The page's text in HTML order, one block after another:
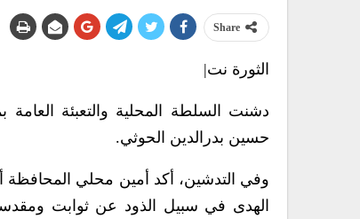
Share
الثورة نت|
دشنت السلطة المحلية والتعبئة العامة
حسين بدرالدين الحوثي.
وفي التدشين، أكد أمين محلي المحافظة
الهدى في سبيل الذود عن ثوابت